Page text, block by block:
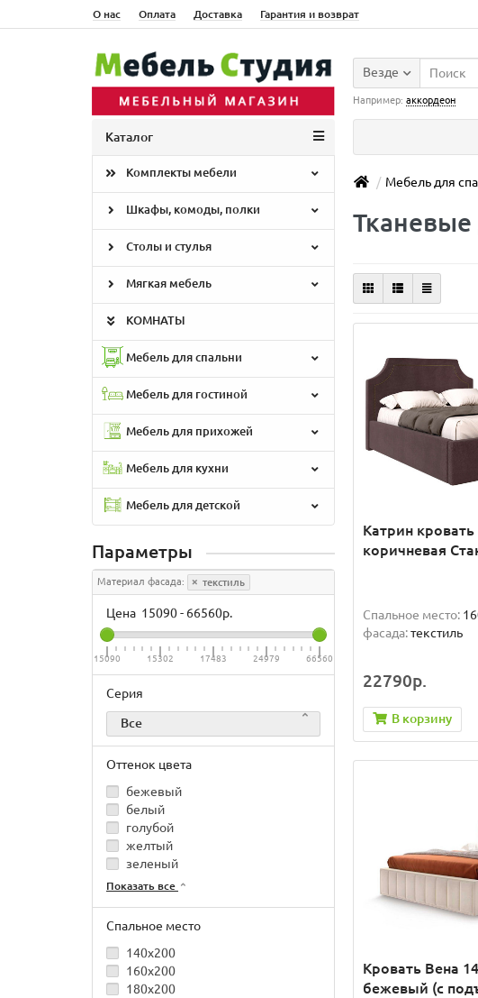
О нас Оплата Доставка Гарантия и возврат
Везде
Например: аккордеон
Каталог
Комплекты мебели
Шкафы, комоды, полки
Столы и стулья
Мягкая мебель
КОМНАТЫ
Мебель для спальни
Мебель для гостиной
Мебель для прихожей
Мебель для кухни
Мебель для детской
Мебель для
Параметры
Материал фасада: текстиль
Цена 15090- 66560р.
15090 15302 17483 24979 66560
Серия
Все
Оттенок цвета
бежевый
белый
голубой
желтый
зеленый
Показать все
Спальное место
140x200
160x200
180x200
Тканевые
Катрин
коричневая
Спальное место:
фасада:текстиль
22790р.
В корзину
Кровать Вена
бежевый (с